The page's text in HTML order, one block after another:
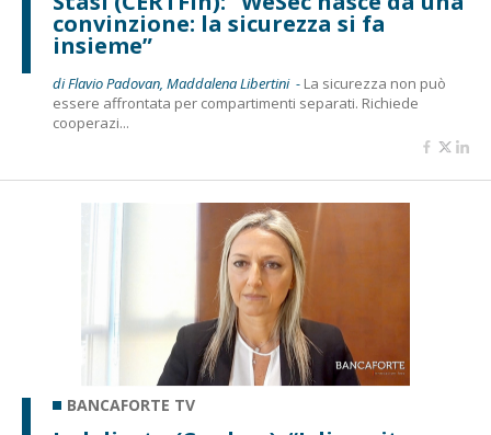
convinzione: la sicurezza si fa
insieme”
di Flavio Padovan, Maddalena Libertini - La sicurezza non può
essere affrontata per compartimenti separati. Richiede
cooperazi...
BANCAFORTE TV